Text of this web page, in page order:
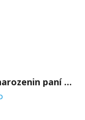
Oslava 101. narozenin paní Věry Skořepové